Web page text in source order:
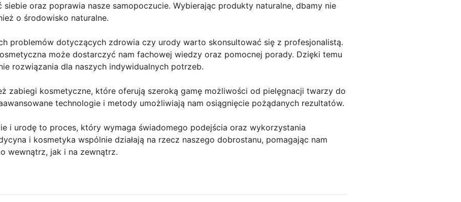
siebie oraz poprawia nasze samopoczucie. Wybierając produkty naturalne, dbamy nie
o środowisko naturalne.
problemów dotyczących zdrowia czy urody warto skonsultować się z profesjonalistą.
może dostarczyć nam fachowej wiedzy oraz pomocnej porady. Dzięki temu
rozwiązania dla naszych indywidualnych potrzeb.
zabiegi kosmetyczne, które oferują szeroką gamę możliwości od pielęgnacji twarzy do
technologie i metody umożliwiają nam osiągnięcie pożądanych rezultatów.
i urodę to proces, który wymaga świadomego podejścia oraz wykorzystania
i kosmetyka wspólnie działają na rzecz naszego dobrostanu, pomagając nam
wewnątrz, jak i na zewnątrz.